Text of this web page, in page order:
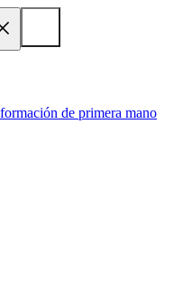
de primera mano